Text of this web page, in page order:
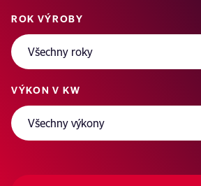
ROK VÝROBY
VÝKON V KW